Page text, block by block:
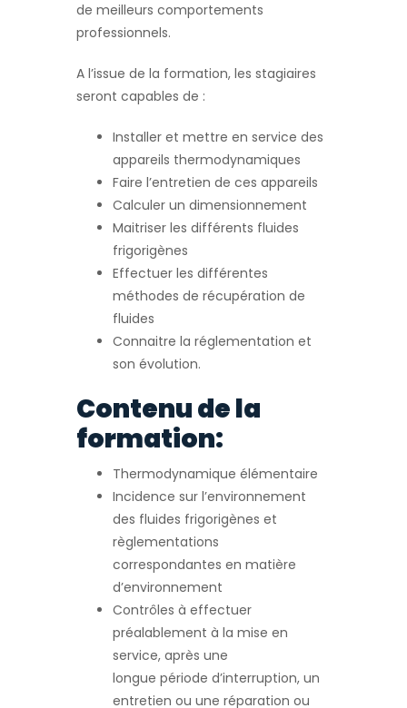
de meilleurs comportements
professionnels.
A l’issue de la formation, les stagiaires
seront capables de :
Installer et mettre en service des
appareils thermodynamiques
Faire l’entretien de ces appareils
Calculer un dimensionnement
Maitriser les différents fluides
frigorigènes
Effectuer les différentes
méthodes de récupération de
fluides
Connaitre la réglementation et
son évolution.
Contenu de la
formation:
Thermodynamique élémentaire
Incidence sur l’environnement
des fluides frigorigènes et
règlementations
correspondantes en matière
d’environnement
Contrôles à effectuer
préalablement à la mise en
service, après une
longue période d’interruption, un
entretien ou une réparation ou